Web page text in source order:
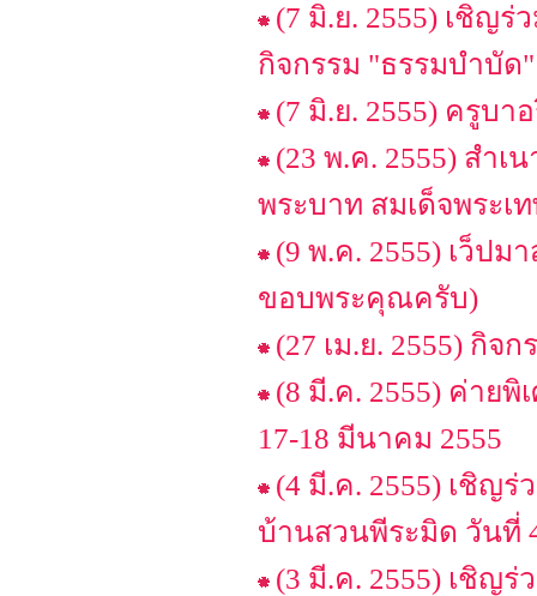
(7 มิ.ย. 2555) เชิญร่
กิจกรรม "ธรรมบำบั
(7 มิ.ย. 2555) ครูบ
(23 พ.ค. 2555) สำ
พระบาท สมเด็จพระ
(9 พ.ค. 2555) เว็ป
ขอบพระคุณครับ)
(27 เม.ย. 2555) กิจ
(8 มี.ค. 2555) ค่าย
17-18 มีนาคม 2555
(4 มี.ค. 2555) เชิญ
บ้านสวนพีระมิด วันที่
(3 มี.ค. 2555) เชิญ